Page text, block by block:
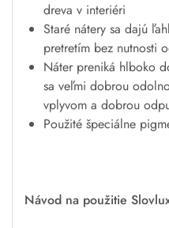
dreva v interiéri
Staré nátery sa dajú
pretretím bez nutnosti
Náter preniká hlboko
sa veľmi dobrou
vplyvom a dobrou
Použité špeciálne
Návod na použitie